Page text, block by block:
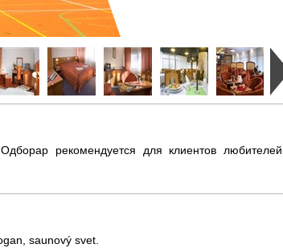
рекомендуется для клиентов любителей
saunový svet.